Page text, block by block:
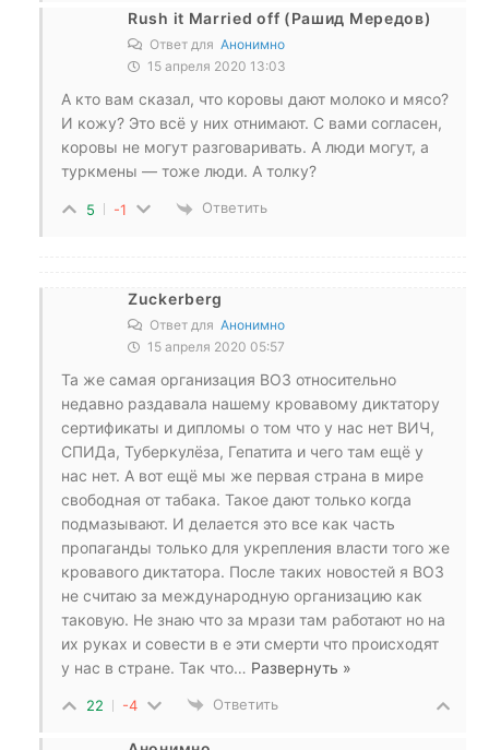
Rush it Married off (Рашид Мередов)
Ответ для Анонимно
15 апреля 2020 13:03
А кто вам сказал, что коровы дают молоко и мясо?
И кожу? Это всё у них отнимают. С вами согласен,
коровы не могут разговаривать. А люди могут, а
туркмены — тоже люди. А толку?
5 -1 Ответить
Zuckerberg
Ответ для Анонимно
15 апреля 2020 05:57
Та же самая организация ВОЗ относительно
недавно раздавала нашему кровавому диктатору
сертификаты и дипломы о том что у нас нет ВИЧ,
СПИДа, Туберкулёза, Гепатита и чего там ещё у
нас нет. А вот ещё мы же первая страна в мире
свободная от табака. Такое дают только когда
подмазывают. И делается это все как часть
пропаганды только для укрепления власти того же
кровавого диктатора. После таких новостей я ВОЗ
не считаю за международную организацию как
таковую. Не знаю что за мрази там работают но на
их руках и совести в е эти смерти что происходят
у нас в стране. Так что… Развернуть »
22 -4 Ответить